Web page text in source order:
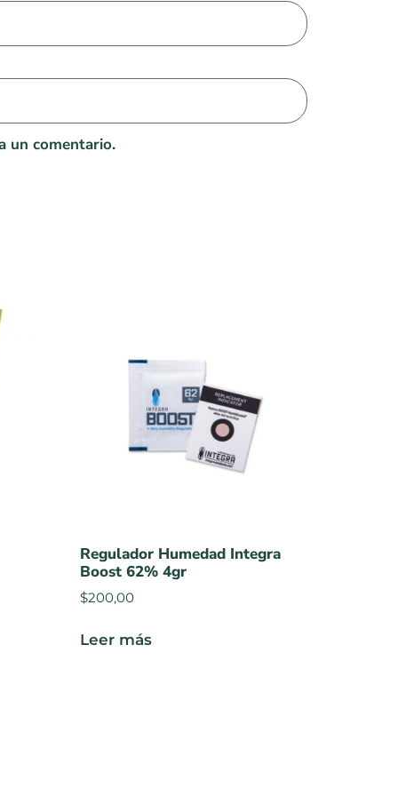
un comentario.
Regulador Humedad Integra
Boost 62% 4gr
$200,00
Leer más